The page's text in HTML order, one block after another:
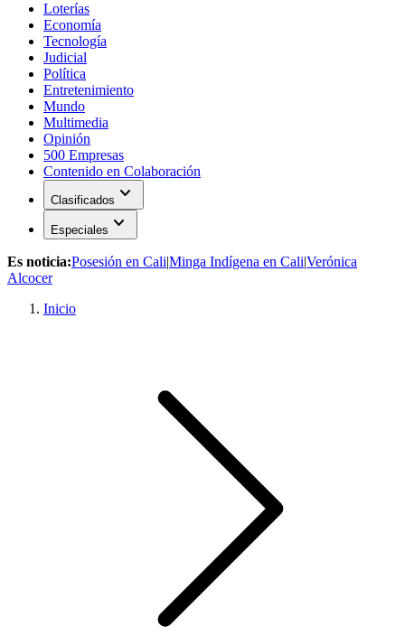
Loterías
Economía
Tecnología
Judicial
Política
Entretenimiento
Mundo
Multimedia
Opinión
500 Empresas
Contenido en Colaboración
Clasificados expand_more
Especiales expand_more
Es noticia:Posesión en Cali|Minga Indígena en Cali|Verónica
Alcocer
Inicio